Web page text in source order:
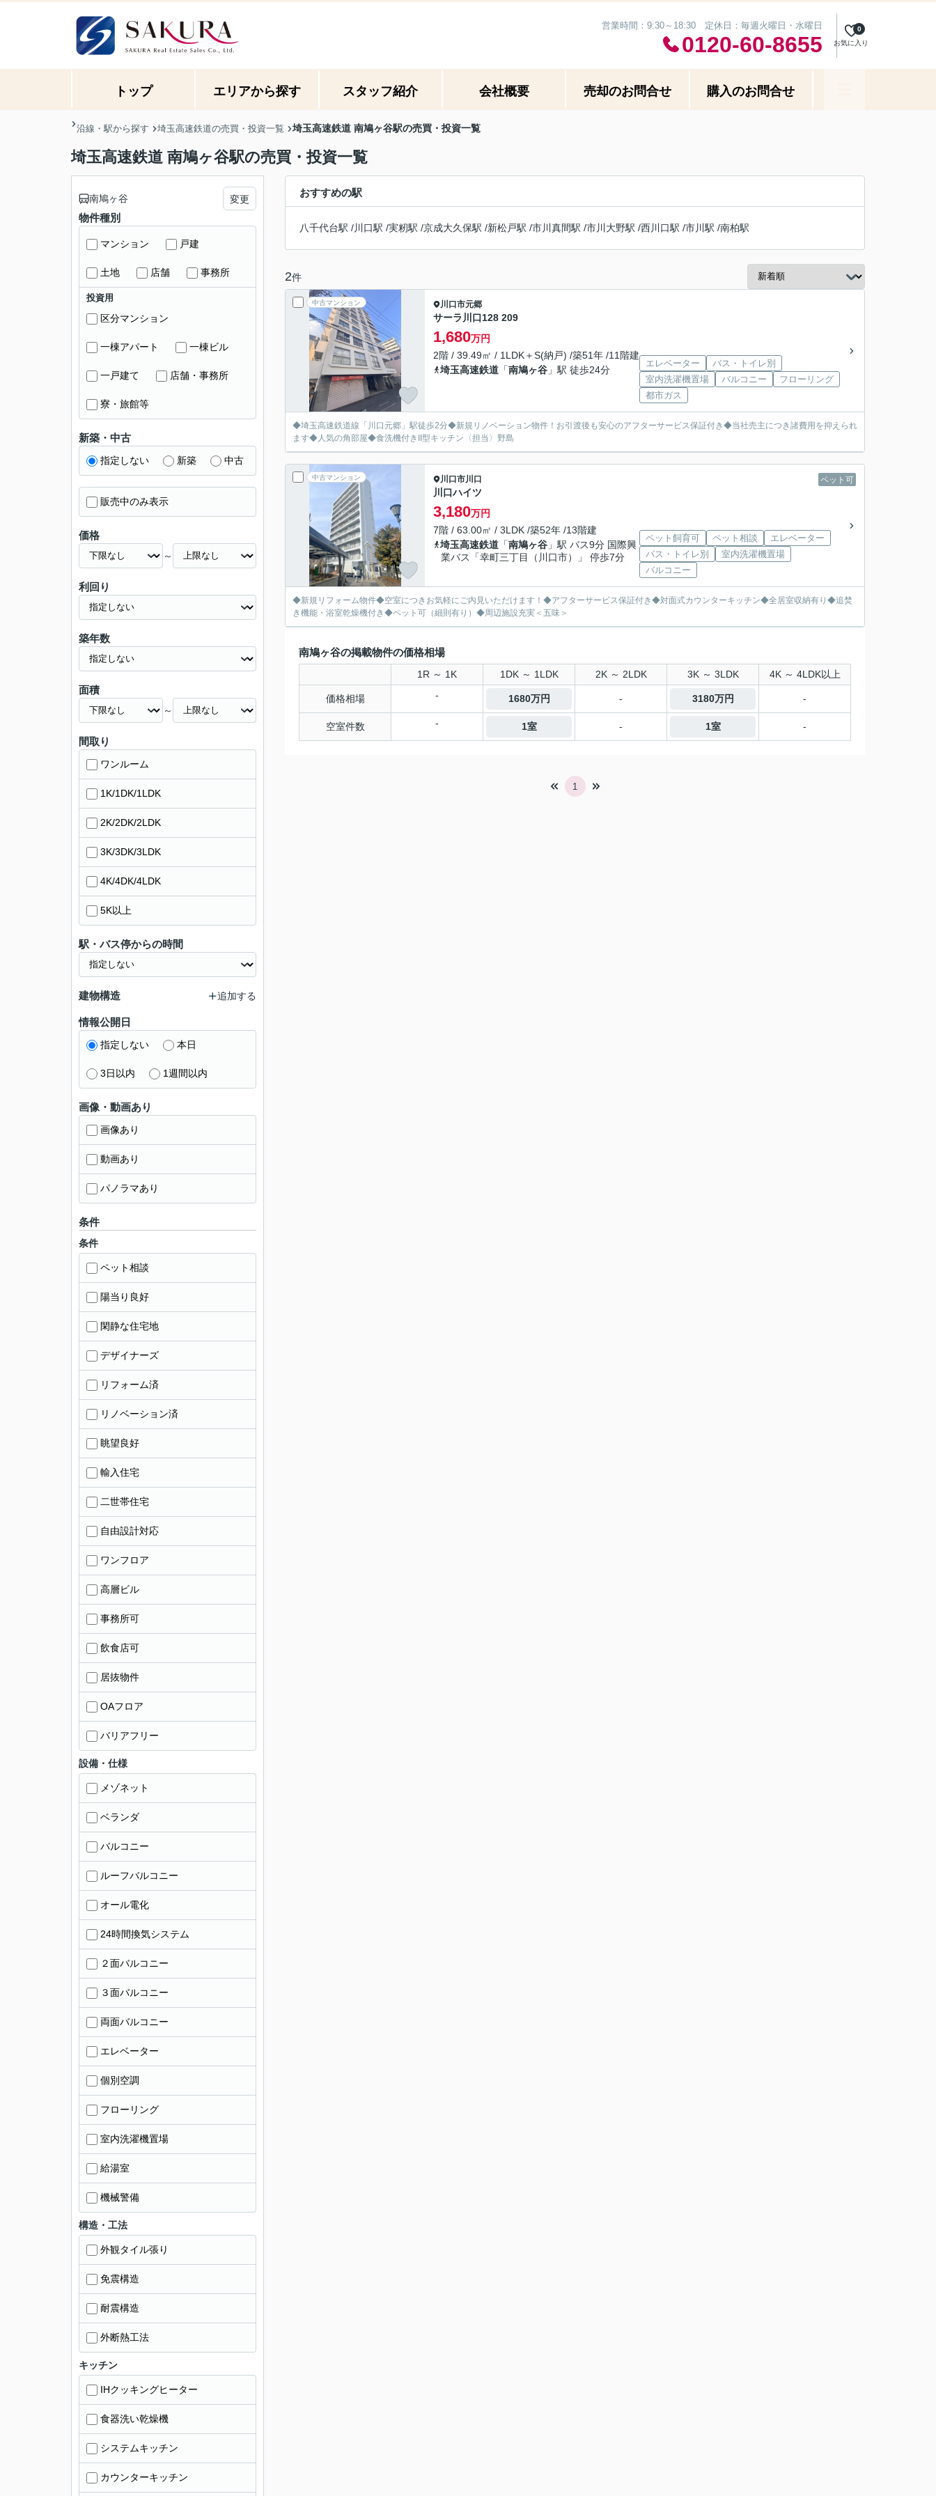
営業時間：9:30～18:30 定休日：毎週火曜日・水曜日
0120-60-8655 お気に入り
0
トップ エリアから探す スタッフ紹介 会社概要 売却のお問合せ 購入のお問合せ
沿線・駅から探す 埼玉高速鉄道の売買・投資一覧 埼玉高速鉄道 南鳩ヶ谷駅の売買・投資一覧
埼玉高速鉄道 南鳩ヶ谷駅の売買・投資一覧
おすすめの駅
八千代台駅 /川口駅 /実籾駅 /京成大久保駅 /新松戸駅 /市川真間駅 /市川大野駅 /西川口駅 /市川駅 /南柏駅
2件
中古マンション 川口市元郷
サーラ川口128 209
1,680万円
2階 / 39.49㎡ / 1LDK＋S(納戸) /築51年 /11階建
埼玉高速鉄道 「南鳩ヶ谷 」駅 徒歩24分
エレベーター
バス・トイレ別
室内洗濯機置場
バルコニー
フローリング
都市ガス
◆埼玉高速鉄道線「川口元郷」駅徒歩2分◆新規リノベーション物件！お引渡後も安心のアフターサービス保証付き◆当社売主につき諸費用を抑えられ
ます◆人気の角部屋◆食洗機付きII型キッチン〈担当〉野島
中古マンション ペット可
川口市川口
川口ハイツ
3,180万円
7階 / 63.00㎡ / 3LDK /築52年 /13階建
埼玉高速鉄道 「南鳩ヶ谷 」駅 バス9分 国際興
業バス「幸町三丁目（川口市）」 停歩7分
ペット飼育可 ペット相談
エレベーター
バス・トイレ別
室内洗濯機置場
バルコニー
◆新規リフォーム物件◆空室につきお気軽にご内見いただけます！◆アフターサービス保証付き◆対面式カウンターキッチン◆全居室収納有り◆追焚
き機能・浴室乾燥機付き◆ペット可（細則有り）◆周辺施設充実＜五味＞
南鳩ヶ谷の掲載物件の価格相場
1R ～ 1K 1DK ～ 1LDK 2K ～ 2LDK 3K ～ 3LDK 4K ～ 4LDK以上
価格相場 - 1680万円 - 3180万円 -
空室件数 - 1室 - 1室 -
1
南鳩ヶ谷 変更
物件種別
マンション 戸建
土地 店舗 事務所
投資用
区分マンション
一棟アパート 一棟ビル
一戸建て 店舗・事務所
寮・旅館等
新築・中古
指定しない 新築 中古
販売中のみ表示
価格
～
利回り
築年数
面積
～
間取り
ワンルーム
1K/1DK/1LDK
2K/2DK/2LDK
3K/3DK/3LDK
4K/4DK/4LDK
5K以上
駅・バス停からの時間
建物構造 追加する
情報公開日
指定しない 本日
3日以内 1週間以内
画像・動画あり
画像あり
動画あり
パノラマあり
条件
条件
ペット相談
陽当り良好
閑静な住宅地
デザイナーズ
リフォーム済
リノベーション済
眺望良好
輸入住宅
二世帯住宅
自由設計対応
ワンフロア
高層ビル
事務所可
飲食店可
居抜物件
OAフロア
バリアフリー
設備・仕様
メゾネット
ベランダ
バルコニー
ルーフバルコニー
オール電化
24時間換気システム
２面バルコニー
３面バルコニー
両面バルコニー
エレベーター
個別空調
フローリング
室内洗濯機置場
給湯室
機械警備
構造・工法
外観タイル張り
免震構造
耐震構造
外断熱工法
キッチン
IHクッキングヒーター
食器洗い乾燥機
システムキッチン
カウンターキッチン